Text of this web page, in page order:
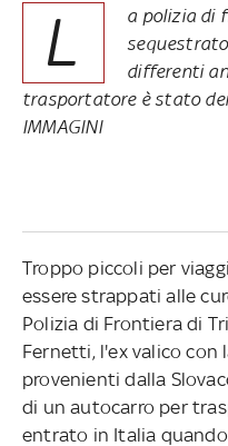
L
a polizia di
differenti
trasportatore è stato
IMMAGINI
Troppo piccoli per
essere strappati alle
Polizia di Frontiera di
Fernetti, l'ex valico con
provenienti dalla
di un autocarro per
entrato in Italia